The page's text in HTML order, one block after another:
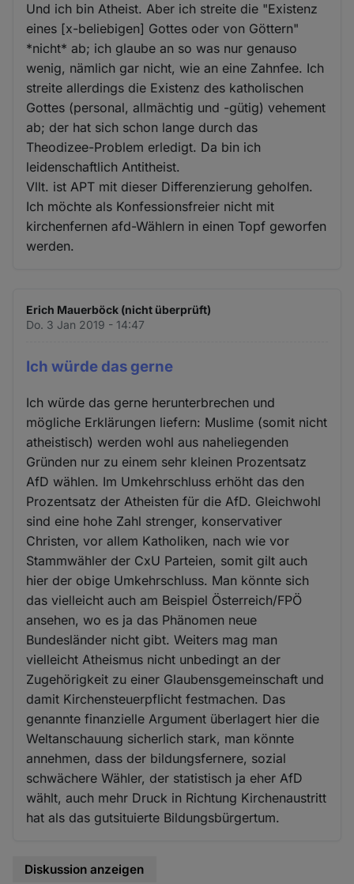
Und ich bin Atheist. Aber ich streite die "Existenz
eines [x-beliebigen] Gottes oder von Göttern"
*nicht* ab; ich glaube an so was nur genauso
wenig, nämlich gar nicht, wie an eine Zahnfee. Ich
streite allerdings die Existenz des katholischen
Gottes (personal, allmächtig und -gütig) vehement
ab; der hat sich schon lange durch das
Theodizee-Problem erledigt. Da bin ich
leidenschaftlich Antitheist.
Vllt. ist APT mit dieser Differenzierung geholfen.
Ich möchte als Konfessionsfreier nicht mit
kirchenfernen afd-Wählern in einen Topf geworfen
werden.
Erich Mauerböck (nicht überprüft)
Do. 3 Jan 2019 - 14:47
Ich würde das gerne
Ich würde das gerne herunterbrechen und
mögliche Erklärungen liefern: Muslime (somit nicht
atheistisch) werden wohl aus naheliegenden
Gründen nur zu einem sehr kleinen Prozentsatz
AfD wählen. Im Umkehrschluss erhöht das den
Prozentsatz der Atheisten für die AfD. Gleichwohl
sind eine hohe Zahl strenger, konservativer
Christen, vor allem Katholiken, nach wie vor
Stammwähler der CxU Parteien, somit gilt auch
hier der obige Umkehrschluss. Man könnte sich
das vielleicht auch am Beispiel Österreich/FPÖ
ansehen, wo es ja das Phänomen neue
Bundesländer nicht gibt. Weiters mag man
vielleicht Atheismus nicht unbedingt an der
Zugehörigkeit zu einer Glaubensgemeinschaft und
damit Kirchensteuerpflicht festmachen. Das
genannte finanzielle Argument überlagert hier die
Weltanschauung sicherlich stark, man könnte
annehmen, dass der bildungsfernere, sozial
schwächere Wähler, der statistisch ja eher AfD
wählt, auch mehr Druck in Richtung Kirchenaustritt
hat als das gutsituierte Bildungsbürgertum.
Diskussion anzeigen